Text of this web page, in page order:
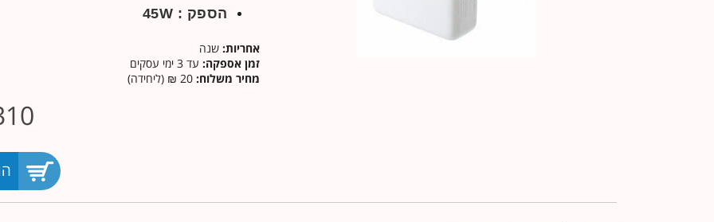
הספק : 45W
אחריות: שנה
זמן אספקה: עד 3 ימי עסקים
מחיר משלוח: 20 ₪ (ליחידה)